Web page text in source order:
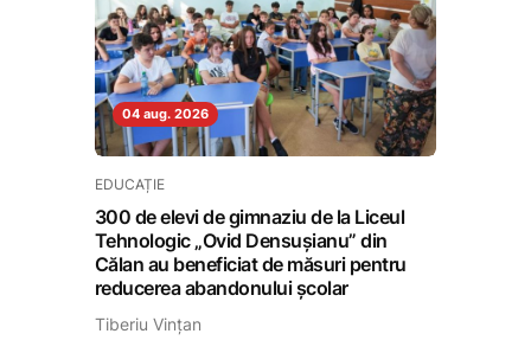
04 aug. 2026
EDUCAȚIE
300 de elevi de gimnaziu de la Liceul
Tehnologic „Ovid Densușianu” din
Călan au beneficiat de măsuri pentru
reducerea abandonului școlar
Tiberiu Vințan